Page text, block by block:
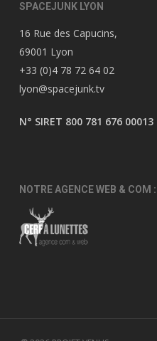
SPACEJUNK LYON
16 Rue des Capucins,
69001 Lyon
+33 (0)4 78 72 64 02
lyon@spacejunk.tv
N° SIRET 800 781 676 00013
NOTRE AGENCE WEB & COM :